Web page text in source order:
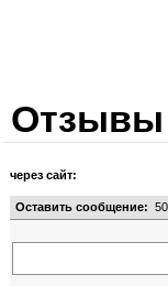
Отзывы
через сайт:
Оставить сообщение: